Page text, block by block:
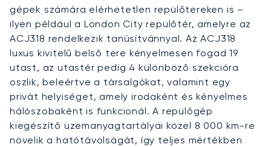
gépek számára elérhetetlen repülőtereken is –
ilyen például a London City repülőtér, amelyre az
ACJ318 rendelkezik tanúsítvánnyal. Az ACJ318
luxus kivitelű belső tere kényelmesen fogad 19
utast, az utastér pedig 4 különböző szekcióra
oszlik, beleértve a társalgókat, valamint egy
privát helyiséget, amely irodaként és kényelmes
hálószobaként is funkcionál. A repülőgép
kiegészítő üzemanyagtartályai közel 8 000 km-re
növelik a hatótávolságát, így teljes mértékben